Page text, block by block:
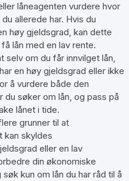
låneagenten vurdere hvor
allerede har. Hvis du
høy gjeldsgrad, kan dette
lån med en lav rente.
selv om du får innvilget lån,
en høy gjeldsgrad eller ikke
å vurdere både den
søker om lån, og pass på
lånet i tide.
grunner til at
kan skyldes
eller en lav
din økonomiske
kun om lån du har råd til å